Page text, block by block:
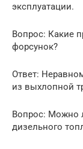
эксплуатации.
Вопрос: Какие
форсунок?
Ответ:
из выхлопной
Вопрос: Можно
дизельного